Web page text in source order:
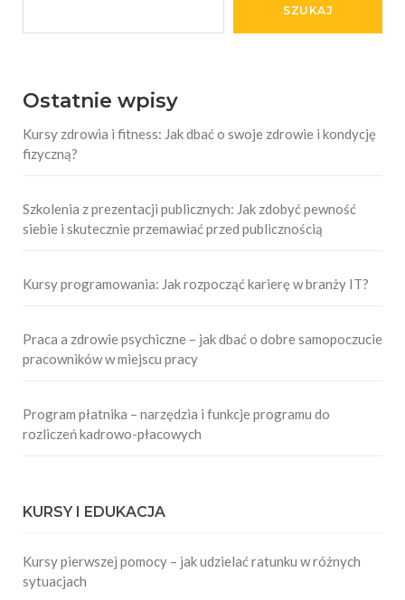
SZUKAJ
Ostatnie wpisy
Kursy zdrowia i fitness: Jak dbać o swoje zdrowie i kondycję
fizyczną?
Szkolenia z prezentacji publicznych: Jak zdobyć pewność
siebie i skutecznie przemawiać przed publicznością
Kursy programowania: Jak rozpocząć karierę w branży IT?
Praca a zdrowie psychiczne – jak dbać o dobre samopoczucie
pracowników w miejscu pracy
Program płatnika – narzędzia i funkcje programu do
rozliczeń kadrowo-płacowych
KURSY I EDUKACJA
Kursy pierwszej pomocy – jak udzielać ratunku w różnych
sytuacjach